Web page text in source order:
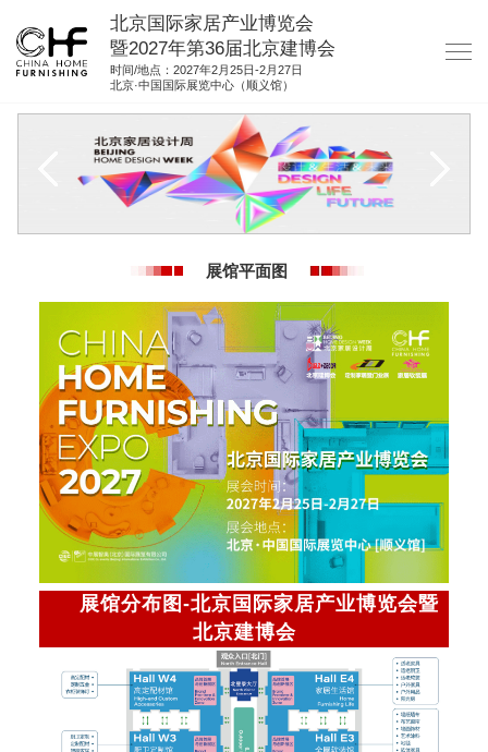
北京国际家居产业博览会
暨2027年第36届北京建博会
时间/地点：2027年2月25日-2月27日
北京·中国国际展览中心（顺义馆）
集团展会
参展联络
展馆平面图
展馆分布图-北京国际家居产业博览会暨
北京建博会